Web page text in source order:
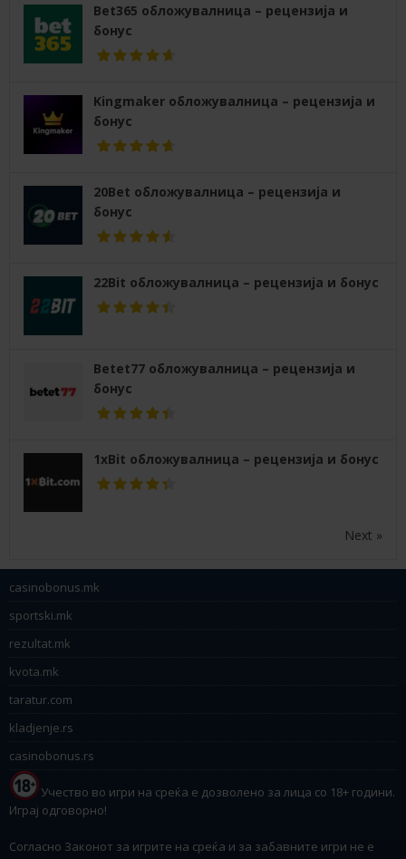
Bet365 обложувалница – рецензија и
бонус
Kingmaker обложувалница – рецензија и
бонус
20Bet обложувалница – рецензија и
бонус
22Bit обложувалница – рецензија и бонус
Betet77 обложувалница – рецензија и
бонус
1xBit обложувалница – рецензија и бонус
Next »
casinobonus.mk
sportski.mk
rezultat.mk
kvota.mk
taratur.com
kladjenje.rs
casinobonus.rs
Учество во игри на среќа е дозволено за лица со 18+ години.
Играј одговорно!
Согласно Законот за игрите на среќа и за забавните игри не е